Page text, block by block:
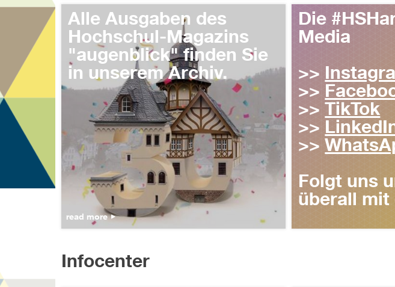
all RSS-Feed
Alle Ausgaben des
Hochschul-Magazins
"augenblick" finden Sie
in unserem Archiv.
read more
Die
Media
>>
>>
>>TikTok
>>
>>
Folgt uns
überall mit
Infocenter